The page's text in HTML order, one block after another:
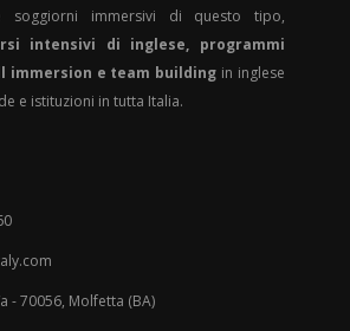
soggiorni immersivi di questo tipo,
intensivi di inglese, programmi
immersion e team building in inglese
e istituzioni in tutta Italia.
- 70056, Molfetta (BA)